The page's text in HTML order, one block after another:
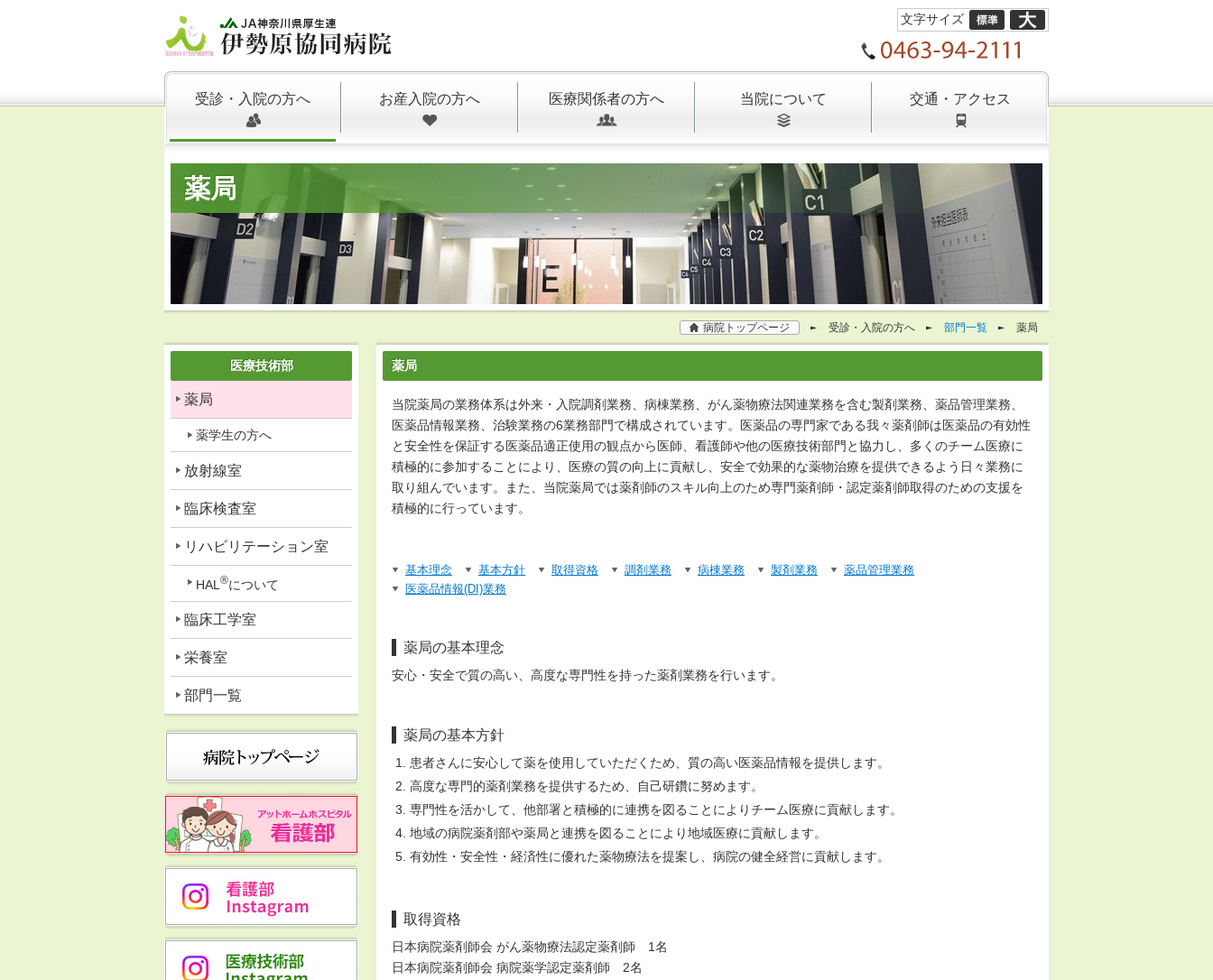
文字サイズ
受診・入院の方へ お産入院の方へ 医療関係者の方へ 当院について 交通・アクセス
薬局
病院トップページ 受診・入院の方へ 部門一覧 薬局
医療技術部
薬局
薬学生の方へ
放射線室
臨床検査室
リハビリテーション室
HAL ®について
臨床工学室
栄養室
部門一覧
薬局
当院薬局の業務体系は外来・入院調剤業務、病棟業務、がん薬物療法関連業務を含む製剤業務、薬品管理業務、
医薬品情報業務、治験業務の6業務部門で構成されています。医薬品の専門家である我々薬剤師は医薬品の有効性
と安全性を保証する医薬品適正使用の観点から医師、看護師や他の医療技術部門と協力し、多くのチーム医療に
積極的に参加することにより、医療の質の向上に貢献し、安全で効果的な薬物治療を提供できるよう日々業務に
取り組んでいます。また、当院薬局では薬剤師のスキル向上のため専門薬剤師・認定薬剤師取得のための支援を
積極的に行っています。
基本理念 基本方針 取得資格 調剤業務 病棟業務 製剤業務
薬品管理業務
医薬品情報(DI)業務
薬局の基本理念
安心・安全で質の高い、高度な専門性を持った薬剤業務を行います。
薬局の基本方針
患者さんに安心して薬を使用していただくため、質の高い医薬品情報を提供します。
高度な専門的薬剤業務を提供するため、自己研鑽に努めます。
専門性を活かして、他部署と積極的に連携を図ることによりチーム医療に貢献します。
地域の病院薬剤部や薬局と連携を図ることにより地域医療に貢献します。
有効性・安全性・経済性に優れた薬物療法を提案し、病院の健全経営に貢献します。
取得資格
日本病院薬剤師会 がん薬物療法認定薬剤師 1名
日本病院薬剤師会 病院薬学認定薬剤師 2名